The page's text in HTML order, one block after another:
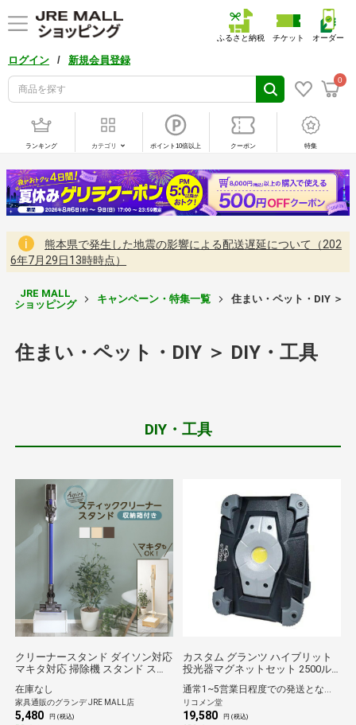
ログイン / 新規会員登録
0
ふるさと納税 チケット オーダー
ランキング カテゴリ ポイント10倍以上 クーポン 特集
熊本県で発生した地震の影響による配送遅延について（202
6年7月29日13時時点）
JRE MALL
ショッピング
キャンペーン・特集一覧 住まい・ペット・DIY ＞
住まい・ペット・DIY ＞ DIY・工具
DIY・工具
クリーナースタンド ダイソン対応
マキタ対応 掃除機 スタンド ステ
て タワー 壁を穴を開けない・傷
つけない「立てる」収納 コード穴
天然木 木製 収納BOX付き【OG】
在庫なし
家具通販のグランデ JRE MALL店
5,480 円 (税込)
カスタム グランツ ハイブリット
投光器マグネットセット 2500ル
レジャー【送料無料】
通常1~5営業日程度での発送となります。
リコメン堂
19,580 円 (税込)